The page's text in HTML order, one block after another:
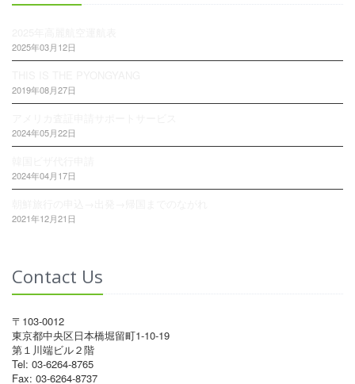
2025年03月12日
2019年08月27日
2024年05月22日
2024年04月17日
2021年12月21日
Contact Us
〒103-0012
東京都中央区日本橋堀留町1-10-19
第１川端ビル２階
Tel: 03-6264-8765
Fax: 03-6264-8737